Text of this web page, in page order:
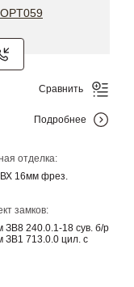
отделка:
16мм фрез.
замков:
ЗВ8 240.0.1-18 сув. б/р
ЗВ1 713.0.0 цил. с
Сравнить
Подробнее